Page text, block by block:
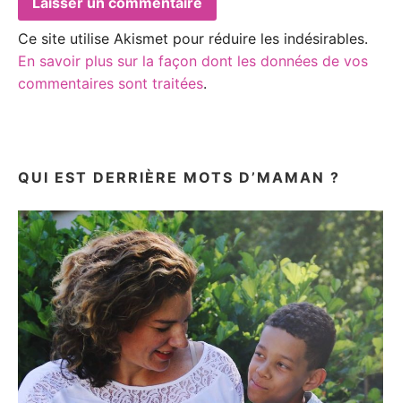
Ce site utilise Akismet pour réduire les indésirables.
En savoir plus sur la façon dont les données de vos
commentaires sont traitées.
QUI EST DERRIÈRE MOTS D’MAMAN ?